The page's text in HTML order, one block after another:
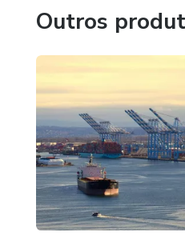
Outros